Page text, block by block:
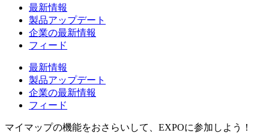
最新情報
製品アップデート
企業の最新情報
フィード
最新情報
製品アップデート
企業の最新情報
フィード
マイマップの機能をおさらいして、EXPOに参加しよう！